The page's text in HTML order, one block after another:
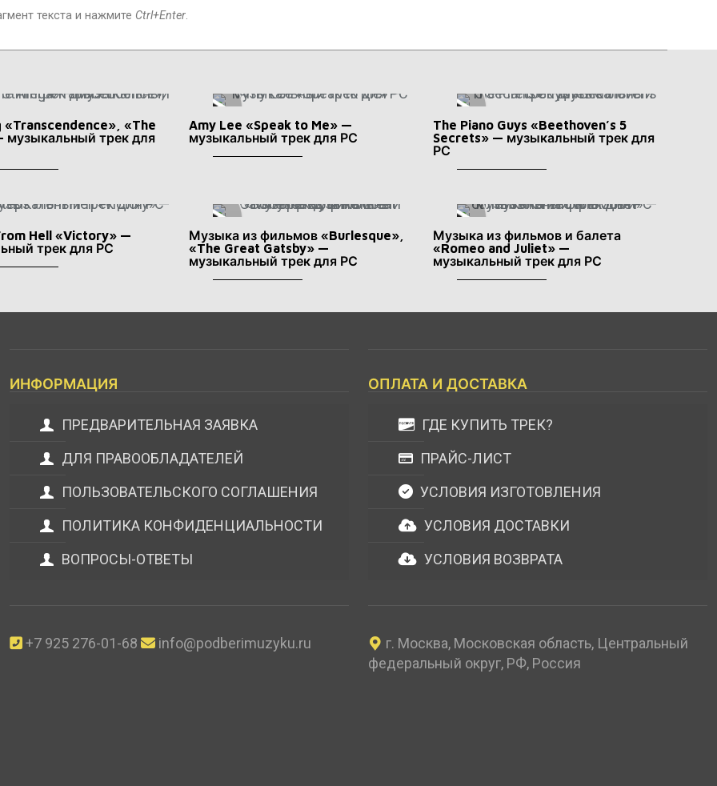
текста и нажмите Ctrl+Enter.
«Transcendence», «The
музыкальный трек для
Amy Lee «Speak to Me» —
музыкальный трек для РС
The Piano Guys «Beethoven’s 5
Secrets» — музыкальный трек для
РС
Hell «Victory» —
трек для РС
Музыка из фильмов «Burlesque»,
«The Great Gatsby» —
музыкальный трек для РС
Музыка из фильмов и балета
«Romeo and Juliet» —
музыкальный трек для РС
ИНФОРМАЦИЯ
ПРЕДВАРИТЕЛЬНАЯ ЗАЯВКА
ДЛЯ ПРАВООБЛАДАТЕЛЕЙ
ПОЛЬЗОВАТЕЛЬСКОГО СОГЛАШЕНИЯ
ПОЛИТИКА КОНФИДЕНЦИАЛЬНОСТИ
ВОПРОСЫ-ОТВЕТЫ
+7 925 276-01-68 info@podberimuzyku.ru
ОПЛАТА И ДОСТАВКА
ГДЕ КУПИТЬ ТРЕК?
ПРАЙС-ЛИСТ
УСЛОВИЯ ИЗГОТОВЛЕНИЯ
УСЛОВИЯ ДОСТАВКИ
УСЛОВИЯ ВОЗВРАТА
г. Москва, Московская область, Центральный
федеральный округ, РФ, Россия